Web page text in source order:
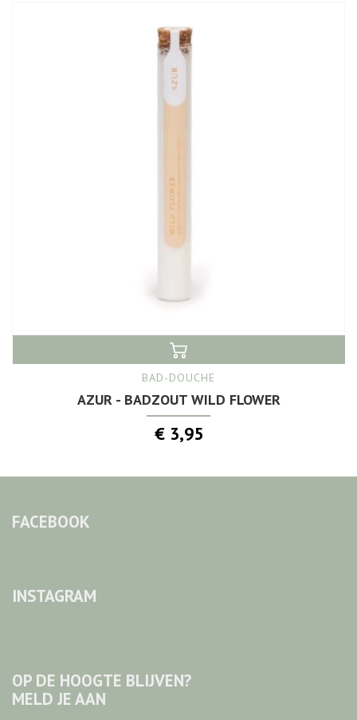
BAD-DOUCHE
AZUR - BADZOUT WILD FLOWER
€ 3,95
FACEBOOK
INSTAGRAM
OP DE HOOGTE BLIJVEN?
MELD JE AAN